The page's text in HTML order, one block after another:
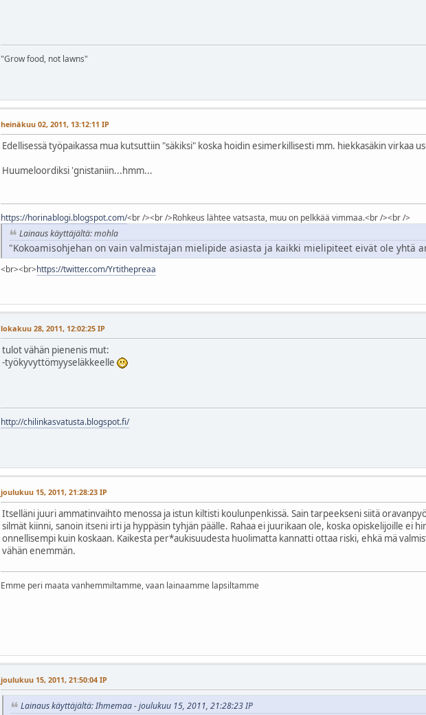
"Grow food, not lawns"
heinäkuu 02, 2011, 13:12:11 IP
Edellisessä työpaikassa mua kutsuttiin "säkiksi" koska hoidin esimerkillisesti mm. hiekkasäkin virkaa
Huumeloordiksi 'gnistaniin...hmm...
https://horinablogi.blogspot.com/<br /><br />Rohkeus lähtee vatsasta, muu on pelkkää vimmaa.<br /><br />
Lainaus käyttäjältä: mohla
"Kokoamisohjehan on vain valmistajan mielipide asiasta ja kaikki mielipiteet eivät ole yhtä
<br><br>https://twitter.com/Yrtithepreaa
lokakuu 28, 2011, 12:02:25 IP
tulot vähän pienenis mut:
-työkyvyttömyyseläkkeelle
http://chilinkasvatusta.blogspot.fi/
joulukuu 15, 2011, 21:28:23 IP
Itselläni juuri ammatinvaihto menossa ja istun kiltisti koulunpenkissä. Sain tarpeekseni siitä
silmät kiinni, sanoin itseni irti ja hyppäsin tyhjän päälle. Rahaa ei juurikaan ole, koska opiskelijoille ei
onnellisempi kuin koskaan. Kaikesta per*aukisuudesta huolimatta kannatti ottaa riski, ehkä mä
vähän enemmän.
Emme peri maata vanhemmiltamme, vaan lainaamme lapsiltamme
joulukuu 15, 2011, 21:50:04 IP
Lainaus käyttäjältä: Ihmemaa - joulukuu 15, 2011, 21:28:23 IP